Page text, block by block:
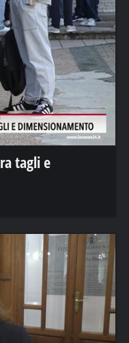
tagli e